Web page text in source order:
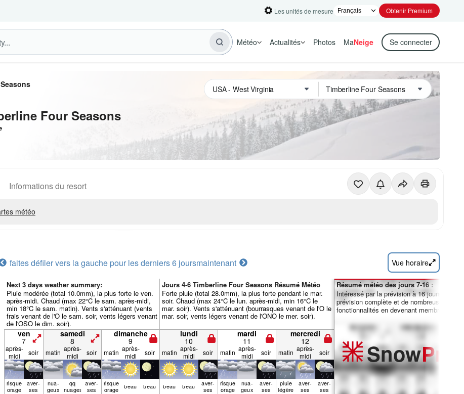
Les unités de mesure Obtenir Premium
Météo Actualités Photos MaNeige Se connecter
Four Seasons
Informations du resort
météo
faites défiler vers la gauche pour les derniers 6 joursmaintenant Vue horaire
Next 3 days weather summary:
Pluie modérée (total 10.0mm), la plus forte le ven.
après-midi. Chaud (max 22°C le sam. après-midi,
min 18°C le sam. matin). Vents s'atténuant (vents
frais venant de l'O le sam. soir, vents légers venant
de l'OSO le dim. soir).
Jours 4-6 Timberline Four Seasons Résumé Météo
Forte pluie (total 28.0mm), la plus forte pendant le mar.
soir. Chaud (max 24°C le lun. après-midi, min 16°C le
mar. soir). Vents s'atténuant (bourrasques venant de l'O le
mar. soir, vents légers venant de l'ONO le mer. soir).
ven
7
samedi
8
dimanche
9
lundi
10
mardi
11
mercredi
12
après-
midi
soir matin après-
midi
soir matin après-
midi
soir matin après-
midi
soir matin après-
midi
soir matin après-
midi
soir
risque
orage
aver­
ses
nua­
geux
qq
nuages
aver­
ses
risque
orage beau beau beau beau aver­
ses
risque
orage
nua­
geux
aver­
ses
pluie
légère
aver­
ses
aver­
ses
Résumé météo des jours 7-16 :
Intéressé par la prévision à 16 jours ?
prévision complète et de nombreuses
fonctionnalités en devenant membre Pro.
SnowPro